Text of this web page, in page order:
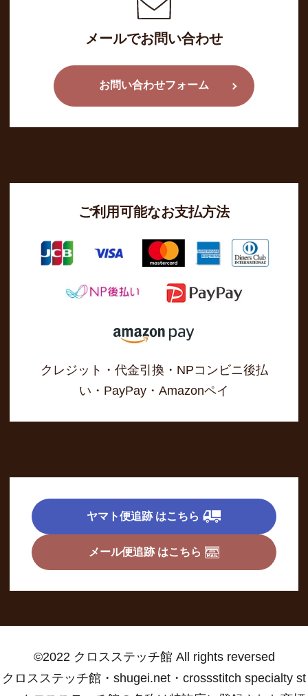
メールでお問い合わせ
お問い合わせフォーム
ご利用可能なお支払方法
クレジット・代金引換・NPコンビニ後払
い・PayPay・Amazonペイ
ヤマト便追跡 はこちら
メール便追跡 はこちら
©2022 クロスステッチ館 All rights reversed
クロスステッチ館・shugei.net・crossstitch specialty st